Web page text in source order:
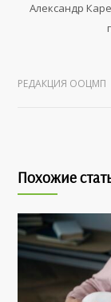
Александр
РЕДАКЦИЯ ООЦМП
Похожие